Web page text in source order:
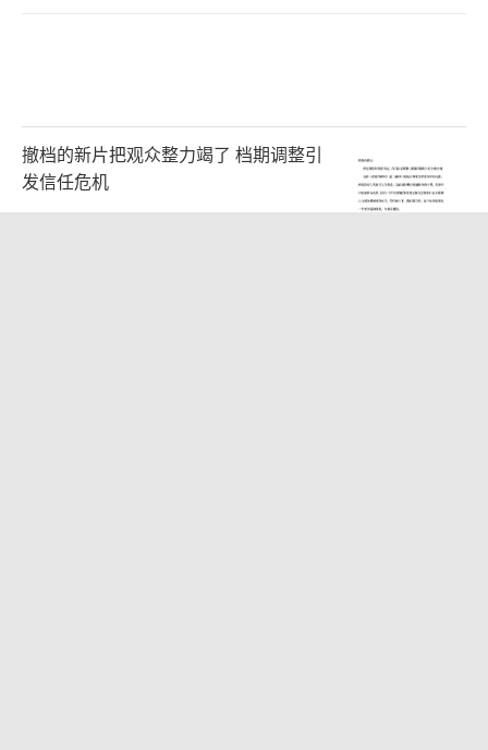
撤档的新片把观众整力竭了 档期调整引
发信任危机
2026-08-06 15:23:58